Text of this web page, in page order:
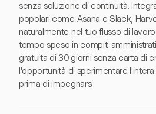
senza soluzione di continuità.
popolari come Asana e Slack,
naturalmente nel tuo flusso di
tempo speso in compiti
gratuita di 30 giorni senza carta di
l'opportunità di sperimentare
prima di impegnarsi.